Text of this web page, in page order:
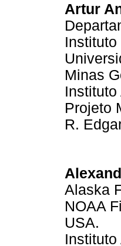
Artur
Minas
Instituto
Projeto
R.
Alaska
NOAA
USA.
Instituto